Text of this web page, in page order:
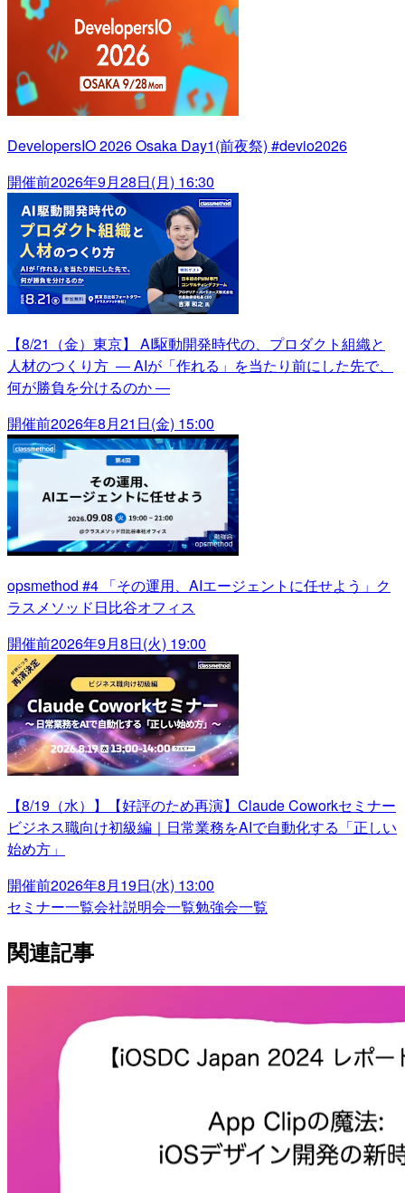
DevelopersIO 2026 Osaka Day1(前夜祭) #devio2026
開催前2026年9月28日(月) 16:30
【8/21（金）東京】 AI駆動開発時代の、プロダクト組織と
人材のつくり方 ― AIが「作れる」を当たり前にした先で、
何が勝負を分けるのか ―
開催前2026年8月21日(金) 15:00
opsmethod #4 「その運用、AIエージェントに任せよう」ク
ラスメソッド日比谷オフィス
開催前2026年9月8日(火) 19:00
【8/19（水）】【好評のため再演】Claude Coworkセミナー
ビジネス職向け初級編｜日常業務をAIで自動化する「正しい
始め方」
開催前2026年8月19日(水) 13:00
セミナー一覧会社説明会一覧勉強会一覧
関連記事